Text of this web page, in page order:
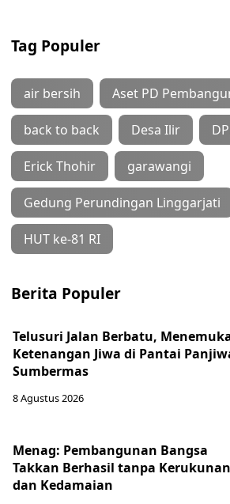
Tag Populer
air bersih Aset PD
back to back Desa Ilir
Erick Thohir garawangi
Gedung Perundingan Linggarjati
HUT ke-81 RI
Berita Populer
Telusuri Jalan Berbatu,
Ketenangan Jiwa di Pantai
Sumbermas
8 Agustus 2026
Menag: Pembangunan Bangsa
Takkan Berhasil tanpa Kerukunan
dan Kedamaian